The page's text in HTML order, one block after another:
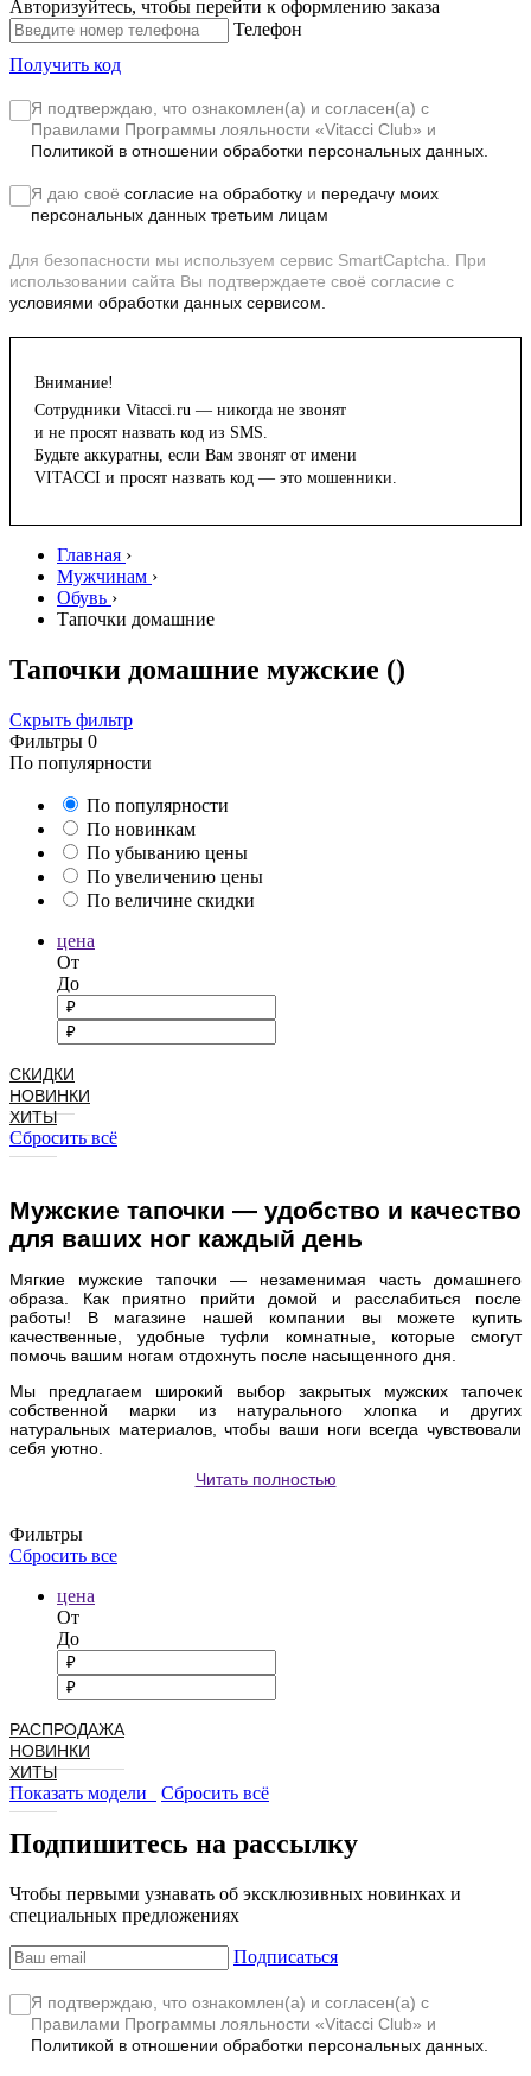
Авторизуйтесь, чтобы перейти к оформлению заказа
Телефон
Получить код
Я подтверждаю, что ознакомлен(а) и согласен(а) с
Правилами Программы лояльности «Vitacci Club» и
Политикой в отношении обработки персональных данных.
Я даю своё согласие на обработку и передачу моих
персональных данных третьим лицам
Для безопасности мы используем сервис SmartCaptcha. При
использовании сайта Вы подтверждаете своё согласие с
условиями обработки данных сервисом.
Внимание!
Сотрудники Vitacci.ru — никогда не звонят
и не просят назвать код из SMS.
Будьте аккуратны, если Вам звонят от имени
VITACCI и просят назвать код — это мошенники.
Главная ›
Мужчинам ›
Обувь ›
Тапочки домашние
Тапочки домашние мужские ()
Скрыть фильтр
Фильтры 0
По популярности
По популярности
По новинкам
По убыванию цены
По увеличению цены
По величине скидки
цена
От
До
СКИДКИ
НОВИНКИ
ХИТЫ
Сбросить всё
Мужские тапочки — удобство и качество
для ваших ног каждый день
Мягкие мужские тапочки — незаменимая часть домашнего
образа. Как приятно прийти домой и расслабиться после
работы! В магазине нашей компании вы можете купить
качественные, удобные туфли комнатные, которые смогут
помочь вашим ногам отдохнуть после насыщенного дня.
Мы предлагаем широкий выбор закрытых мужских тапочек
собственной марки из натурального хлопка и других
натуральных материалов, чтобы ваши ноги всегда чувствовали
себя уютно.
Читать полностью
Фильтры
Сбросить все
цена
От
До
РАСПРОДАЖА
НОВИНКИ
ХИТЫ
Показать модели Сбросить всё
Подпишитесь на рассылку
Чтобы первыми узнавать об эксклюзивных новинках и
специальных предложениях
Подписаться
Я подтверждаю, что ознакомлен(а) и согласен(а) с
Правилами Программы лояльности «Vitacci Club» и
Политикой в отношении обработки персональных данных.